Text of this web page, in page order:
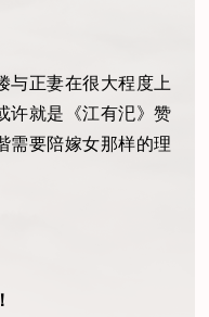
与正妻在很大程度上
许就是《江有汜》赞
要陪嫁女那样的理
！